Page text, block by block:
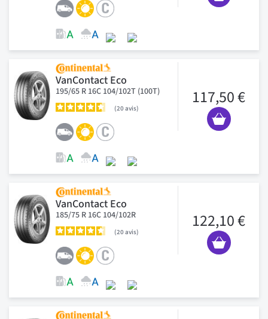
VanContact Eco
195/65 R 16C 104/102T (100T)
20avis
117,50 €
VanContact Eco
185/75 R 16C 104/102R
20avis
122,10 €